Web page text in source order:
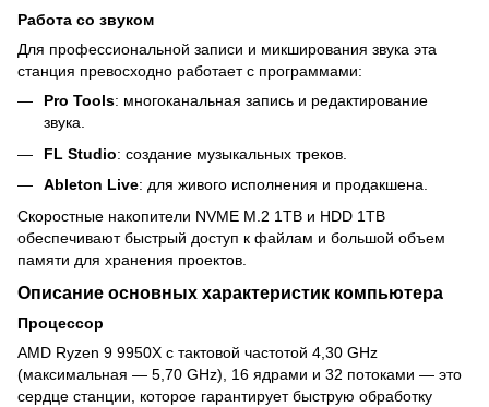
Работа со звуком
Для профессиональной записи и микширования звука эта
станция превосходно работает с программами:
Pro Tools: многоканальная запись и редактирование
звука.
FL Studio: создание музыкальных треков.
Ableton Live: для живого исполнения и продакшена.
Скоростные накопители NVME M.2 1TB и HDD 1TB
обеспечивают быстрый доступ к файлам и большой объем
памяти для хранения проектов.
Описание основных характеристик компьютера
Процессор
AMD Ryzen 9 9950X с тактовой частотой 4,30 GHz
(максимальная — 5,70 GHz), 16 ядрами и 32 потоками — это
сердце станции, которое гарантирует быструю обработку